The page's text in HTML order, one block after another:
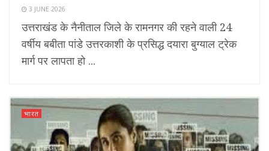
3 JUNE 2026
उत्तराखंड के नैनीताल जिले के रामनगर की रहने वाली 24
वर्षीय बबीता पांडे उत्तरकाशी के प्रसिद्ध दयारा बुग्याल ट्रेक
मार्ग पर लापता हो ...
भारत